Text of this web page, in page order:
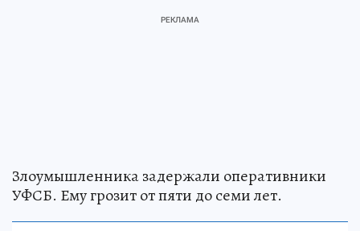
Злоумышленника задержали оперативники
УФСБ. Ему грозит от пяти до семи лет.